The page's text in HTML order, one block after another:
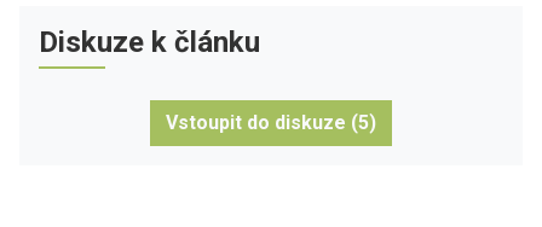
Diskuze k článku
Vstoupit do diskuze (5)